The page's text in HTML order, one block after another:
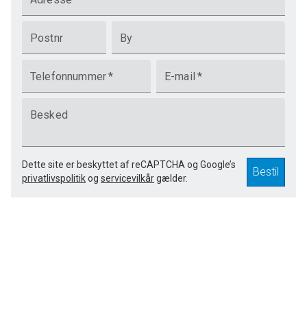
Postnr By
Telefonnummer* E-mail *
Besked
Dette site er beskyttet af reCAPTCHA og Google’s
privatlivspolitikog servicevilkårgælder. Bestil